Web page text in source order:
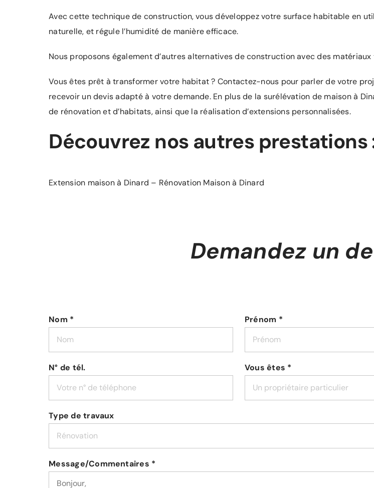
Avec cette technique de construction, vous développez votre surface habitable en
naturelle, et régule l’humidité de manière efficace.
Nous proposons également d’autres alternatives de construction avec des
Vous êtes prêt à transformer votre habitat ? Contactez-nous pour parler de votre
recevoir un devis adapté à votre demande. En plus de la surélévation de maison à
de rénovation et d’habitats, ainsi que la réalisation d’extensions personnalisées.
Découvrez nos autres prestations
Extension maison à Dinard – Rénovation Maison à Dinard
Demandez un
Nom * Prénom *
N° de tél. Vous êtes *
Type de travaux
Message/Commentaires *